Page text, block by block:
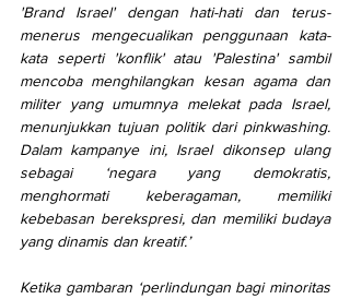
'Brand Israel' dengan hati-hati dan terus-
menerus mengecualikan penggunaan kata-
kata seperti 'konflik' atau 'Palestina' sambil
mencoba menghilangkan kesan agama dan
militer yang umumnya melekat pada Israel,
menunjukkan tujuan politik dari pinkwashing.
Dalam kampanye ini, Israel dikonsep ulang
sebagai ‘negara yang demokratis,
menghormati keberagaman, memiliki
kebebasan berekspresi, dan memiliki budaya
yang dinamis dan kreatif.’
Ketika gambaran ‘perlindungan bagi minoritas